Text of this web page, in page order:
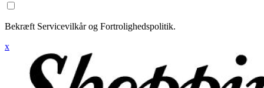
Bekræft Servicevilkår og Fortrolighedspolitik.
x